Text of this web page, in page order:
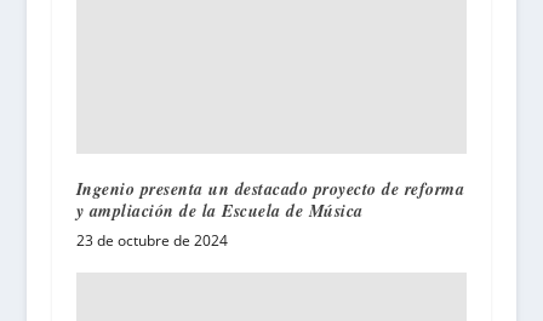
Ingenio presenta un destacado proyecto de reforma
y ampliación de la Escuela de Música
23 de octubre de 2024